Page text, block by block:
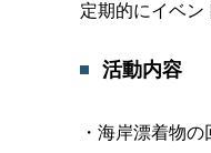
定期的にイベン
活動内容
・海岸漂着物